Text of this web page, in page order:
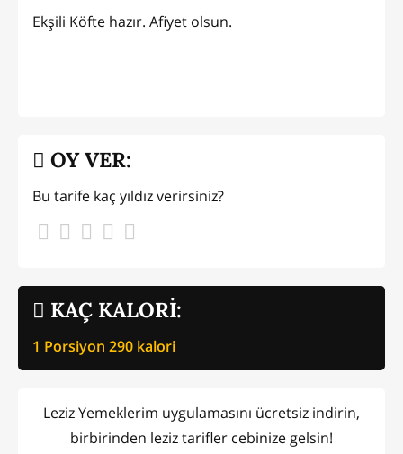
Ekşili Köfte hazır. Afiyet olsun.
KAÇ KALORİ:
1 Porsiyon 290 kalori
OY VER:
Bu tarife kaç yıldız verirsiniz?
Leziz Yemeklerim uygulamasını ücretsiz indirin,
birbirinden leziz tarifler cebinize gelsin!